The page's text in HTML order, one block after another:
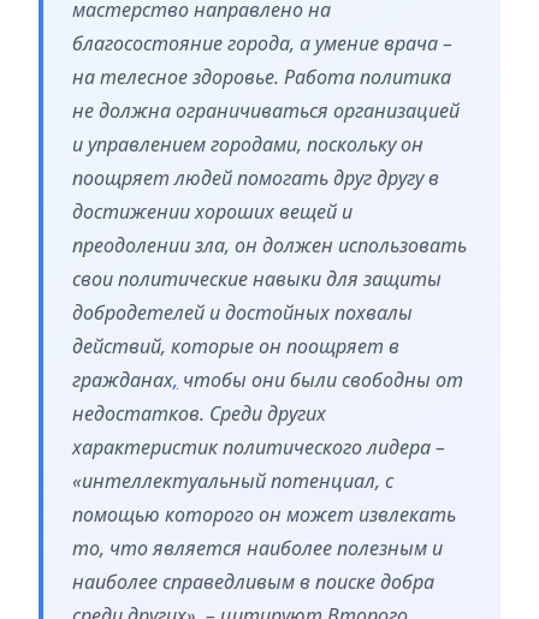
мастерство направлено на
благосостояние города, а умение врача –
на телесное здоровье. Работа политика
не должна ограничиваться организацией
и управлением городами, поскольку он
поощряет людей помогать друг другу в
достижении хороших вещей и
преодолении зла, он должен использовать
свои политические навыки для защиты
добродетелей и достойных похвалы
действий, которые он поощряет в
гражданах, чтобы они были свободны от
недостатков. Среди других
характеристик политического лидера –
«интеллектуальный потенциал, с
помощью которого он может извлекать
то, что является наиболее полезным и
наиболее справедливым в поиске добра